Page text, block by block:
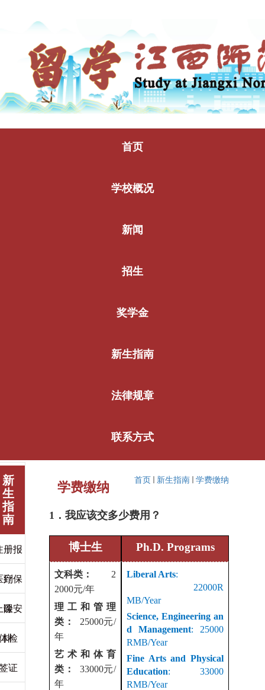
首页
学校概况
新闻
招生
奖学金
新生指南
法律规章
联系方式
新
生
指
南
册报
到
疗保
险
课安
排检
证
首页 新生指南 学费缴纳
学费缴纳
1 ．我应该交多少费用？
博士生 Ph.D. Programs
文科类：
2
2000元/年
理工和管理
类：
25000元/
年
艺术和体育
类：
33000元/
年
Liberal Arts:
22000R
MB/Year
Science, Engineering an
d Management: 25000
RMB/Year
Fine Arts and Physical
Education: 33000
RMB/Year